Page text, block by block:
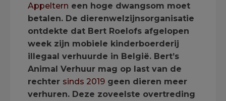
Appeltern een hoge dwangsom moet
betalen. De dierenwelzijnsorganisatie
ontdekte dat Bert Roelofs afgelopen
week zijn mobiele kinderboerderij
illegaal verhuurde in België. Bert’s
Animal Verhuur mag op last van de
rechter sinds 2019 geen dieren meer
verhuren. Deze zoveelste overtreding